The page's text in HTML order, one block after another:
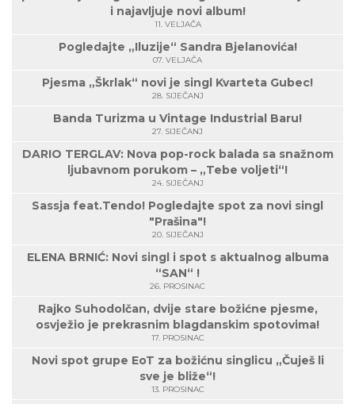
i najavljuje novi album!
11. VELJAČA
Pogledajte „Iluzije“ Sandra Bjelanovića!
07. VELJAČA
Pjesma „Škrlak“ novi je singl Kvarteta Gubec!
28. SIJEČANJ
Banda Turizma u Vintage Industrial Baru!
27. SIJEČANJ
DARIO TERGLAV: Nova pop-rock balada sa snažnom
ljubavnom porukom – „Tebe voljeti“!
24. SIJEČANJ
Sassja feat.Tendo! Pogledajte spot za novi singl
"Prašina"!
20. SIJEČANJ
ELENA BRNIĆ: Novi singl i spot s aktualnog albuma
“SAN“ !
26. PROSINAC
Rajko Suhodolčan, dvije stare božićne pjesme,
osvježio je prekrasnim blagdanskim spotovima!
17. PROSINAC
Novi spot grupe EoT za božićnu singlicu „Čuješ li
sve je bliže“!
13. PROSINAC